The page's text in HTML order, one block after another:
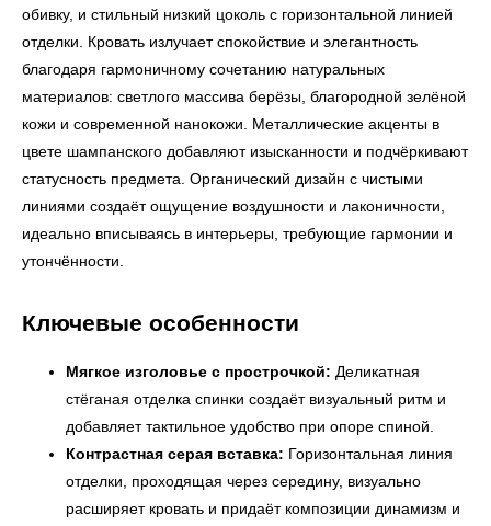
обивку, и стильный низкий цоколь с горизонтальной линией
отделки. Кровать излучает спокойствие и элегантность
благодаря гармоничному сочетанию натуральных
материалов: светлого массива берёзы, благородной зелёной
кожи и современной нанокожи. Металлические акценты в
цвете шампанского добавляют изысканности и подчёркивают
статусность предмета. Органический дизайн с чистыми
линиями создаёт ощущение воздушности и лаконичности,
идеально вписываясь в интерьеры, требующие гармонии и
утончённости.
Ключевые особенности
Мягкое изголовье с прострочкой: Деликатная
стёганая отделка спинки создаёт визуальный ритм и
добавляет тактильное удобство при опоре спиной.
Контрастная серая вставка: Горизонтальная линия
отделки, проходящая через середину, визуально
расширяет кровать и придаёт композиции динамизм и